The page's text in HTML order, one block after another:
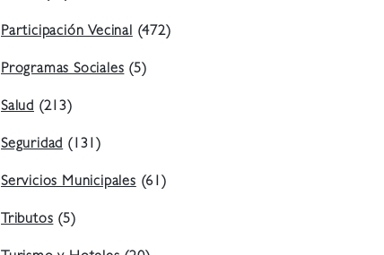
Participación Vecinal(472)
Programas Sociales(5)
Salud (213)
Seguridad(131)
Servicios Municipales(61)
Tributos(5)